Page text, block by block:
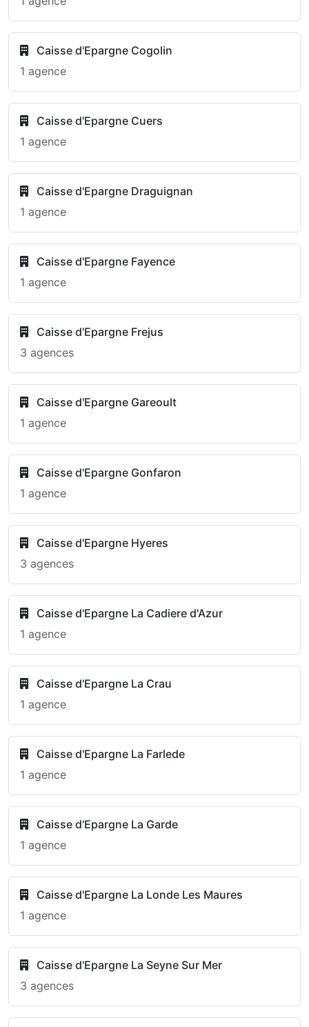
Caisse d'Epargne Cogolin
1 agence
Caisse d'Epargne Cuers
1 agence
Caisse d'Epargne Draguignan
1 agence
Caisse d'Epargne Fayence
1 agence
Caisse d'Epargne Frejus
3 agences
Caisse d'Epargne Gareoult
1 agence
Caisse d'Epargne Gonfaron
1 agence
Caisse d'Epargne Hyeres
3 agences
Caisse d'Epargne La Cadiere d'Azur
1 agence
Caisse d'Epargne La Crau
1 agence
Caisse d'Epargne La Farlede
1 agence
Caisse d'Epargne La Garde
1 agence
Caisse d'Epargne La Londe Les Maures
1 agence
Caisse d'Epargne La Seyne Sur Mer
3 agences